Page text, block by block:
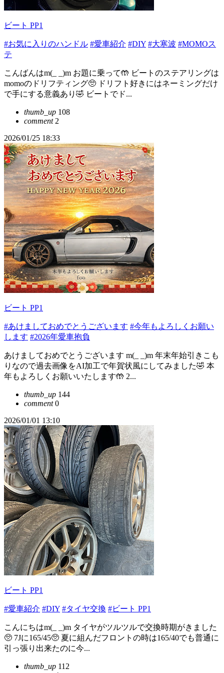
ビート PP1
#お気に入りのハンドル #愛車紹介 #DIY #大寒波 #MOMOス
テ
こんばんはm(_ _)m お題に乗って🤲 ビートのステアリングは
momoのドリフティング🥺 ドリフト好きにはネーミングだけ
で手にする意義あり🤣 ビートでド...
thumb_up 108
comment2
2026/01/25 18:33
ビート PP1
#あけましておめでとうございます #今年もよろしくお願い
します #2026年愛車抱負
あけましておめでとうございます m(_ _)m 年末年始引きこも
りなので過去画像をAI加工で年賀状風にしてみました🤣 本
年もよろしくお願いいたします🤲 2...
thumb_up 144
comment0
2026/01/01 13:10
ビート PP1
#愛車紹介 #DIY #タイヤ交換 #ビート PP1
こんにちはm(_ _)m タイヤがツルツルで交換時期がきました
🥺 7Jに165/45🥺 夏に組んだフロントの時は165/40でも普通に
引っ張り出来たのに今...
thumb_up 112